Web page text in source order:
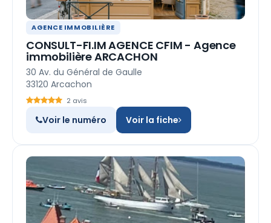
AGENCE IMMOBILIÈRE
CONSULT-FI.IM AGENCE CFIM - Agence
immobilière ARCACHON
30 Av. du Général de Gaulle
33120 Arcachon
2 avis
Voir le numéro Voir la fiche